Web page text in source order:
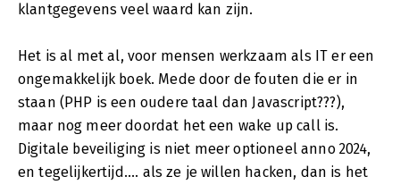
klantgegevens veel waard kan zijn.
Het is al met al, voor mensen werkzaam als IT er een
ongemakkelijk boek. Mede door de fouten die er in
staan (PHP is een oudere taal dan Javascript???),
maar nog meer doordat het een wake up call is.
Digitale beveiliging is niet meer optioneel anno 2024,
en tegelijkertijd.... als ze je willen hacken, dan is het